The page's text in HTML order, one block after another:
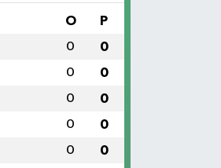
O P
0 0
0 0
0 0
0 0
0 0